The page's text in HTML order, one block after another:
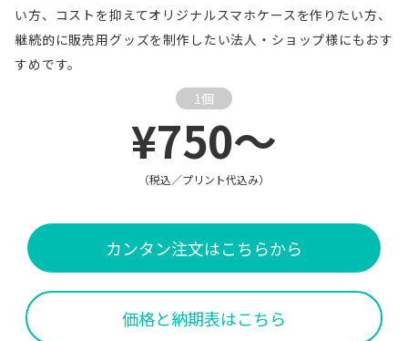
い方、コストを抑えてオリジナルスマホケースを作りたい方、
継続的に販売用グッズを制作したい法人・ショップ様にもおす
すめです。
1個
¥750～
（税込／プリント代込み）
カンタン注文はこちらから
価格と納期表はこちら